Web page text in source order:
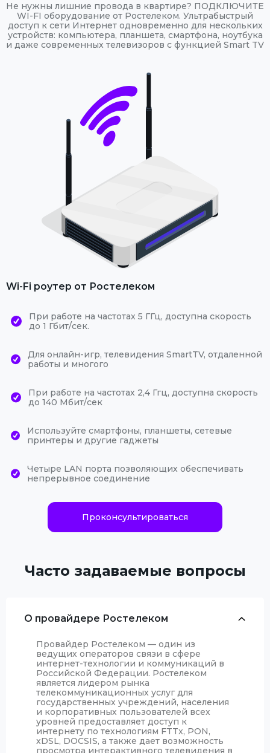
Не нужны лишние провода в квартире? ПОДКЛЮЧИТЕ
WI-FI оборудование от Ростелеком. Ультрабыстрый
доступ к сети Интернет одновременно для нескольких
устройств: компьютера, планшета, смартфона, ноутбука
и даже современных телевизоров с функцией Smart TV
Wi-Fi роутер от Ростелеком
При работе на частотах 5 ГГц, доступна скорость
до 1 Гбит/сек.
Для онлайн-игр, телевидения SmartTV, отдаленной
работы и многого
При работе на частотах 2,4 Ггц, доступна скорость
до 140 Мбит/сек
Используйте смартфоны, планшеты, сетевые
принтеры и другие гаджеты
Четыре LAN порта позволяющих обеспечивать
непрерывное соединение
Проконсультироваться
Часто задаваемые вопросы
О провайдере Ростелеком
Провайдер Ростелеком — один из
ведущих операторов связи в сфере
интернет-технологии и коммуникаций в
Российской Федерации. Ростелеком
является лидером рынка
телекоммуникационных услуг для
государственных учреждений, населения
и корпоративных пользователей всех
уровней предоставляет доступ к
интернету по технологиям FTTx, PON,
xDSL, DOCSIS, а также дает возможность
просмотра интерактивного телевидения в